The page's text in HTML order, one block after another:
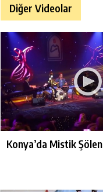
Diğer Videolar
Konya’da Mistik Şölen